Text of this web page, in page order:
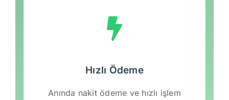
Hızlı Ödeme
Anında nakit ödeme ve hızlı işlem